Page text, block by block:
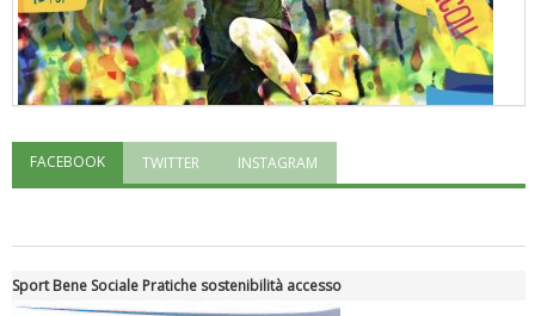
"Superare gli ostacoli": la relazione di Tiziano Pesce al CN Uisp
FACEBOOK TWITTER INSTAGRAM
Sport Bene Sociale Pratiche sostenibilità accesso